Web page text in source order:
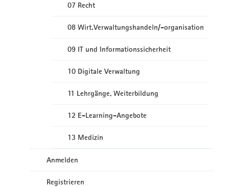
07 Recht
08 Wirt.Verwaltungshandeln/-organisation
09 IT und Informationssicherheit
10 Digitale Verwaltung
11 Lehrgänge, Weiterbildung
12 E-Learning-Angebote
13 Medizin
Anmelden
Registrieren